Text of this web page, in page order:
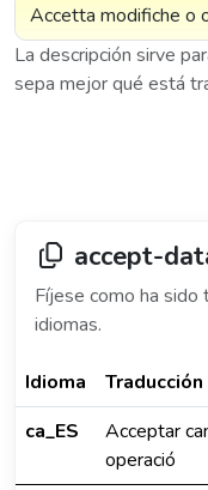
La descripción sirve
sepa mejor qué está
accept-
Fíjese como ha sido
idiomas.
Idioma Traducción
ca_ES
Acceptar
operació